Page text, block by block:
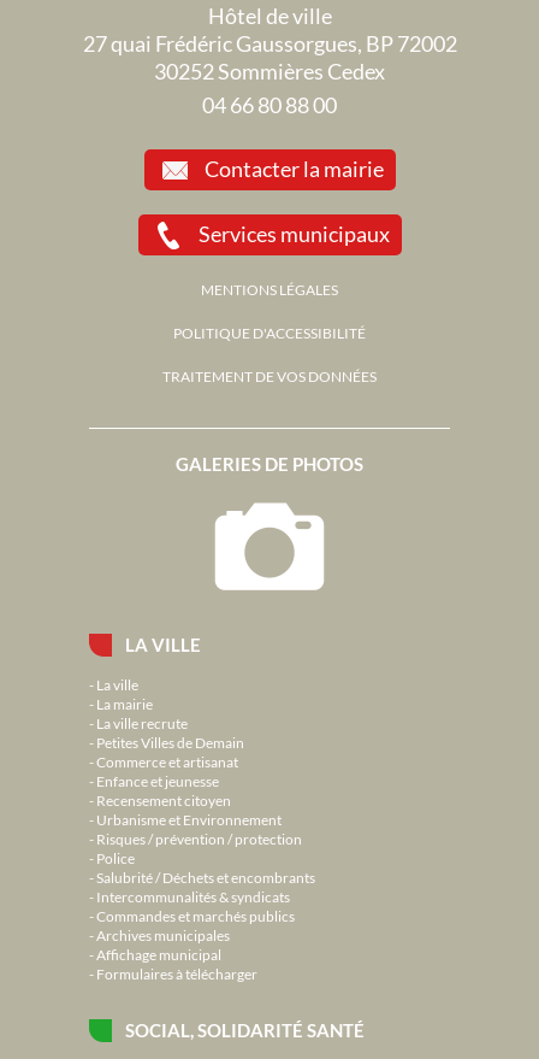
LA VILLE
La ville
La mairie
La ville recrute
Petites Villes de Demain
Commerce et artisanat
Enfance et jeunesse
Recensement citoyen
Urbanisme et Environnement
Risques / prévention / protection
Police
Salubrité / Déchets et encombrants
Intercommunalités & syndicats
Commandes et marchés publics
Archives municipales
Affichage municipal
Formulaires à télécharger
SOCIAL, SOLIDARITÉ SANTÉ
GALERIES DE PHOTOS
Hôtel de ville
27 quai Frédéric Gaussorgues, BP 72002
30252 Sommières Cedex
04 66 80 88 00
Contacter la mairie
Services municipaux
MENTIONS LÉGALES
POLITIQUE D'ACCESSIBILITÉ
TRAITEMENT DE VOS DONNÉES